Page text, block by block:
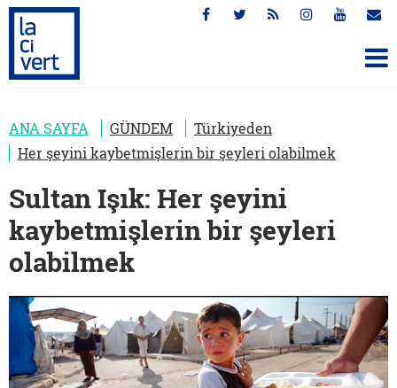
ANA SAYFA GÜNDEM
Türkiyeden
Her şeyini kaybetmişlerin bir şeyleri olabilmek
Sultan Işık: Her şeyini
kaybetmişlerin bir şeyleri
olabilmek